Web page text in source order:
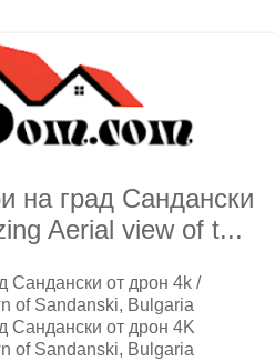
на град Сандански
Aerial view of t...
Сандански от дрон 4k /
of Sandanski, Bulgaria
Сандански от дрон 4K
of Sandanski, Bulgaria